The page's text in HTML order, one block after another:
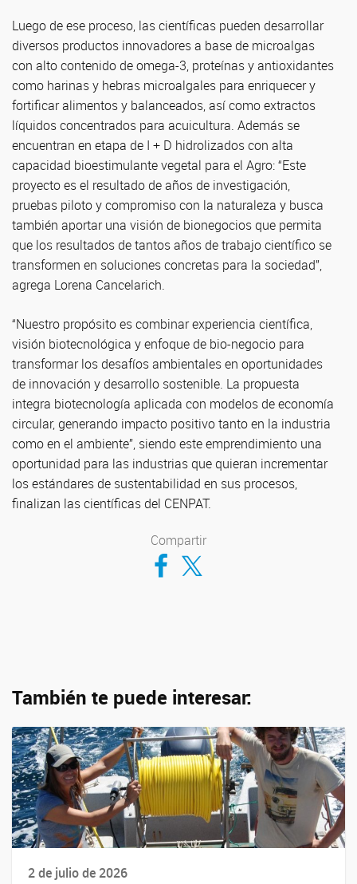
Luego de ese proceso, las científicas pueden desarrollar
diversos productos innovadores a base de microalgas
con alto contenido de omega-3, proteínas y antioxidantes
como harinas y hebras microalgales para enriquecer y
fortificar alimentos y balanceados, así como extractos
líquidos concentrados para acuicultura. Además se
encuentran en etapa de I + D hidrolizados con alta
capacidad bioestimulante vegetal para el Agro: “Este
proyecto es el resultado de años de investigación,
pruebas piloto y compromiso con la naturaleza y busca
también aportar una visión de bionegocios que permita
que los resultados de tantos años de trabajo científico se
transformen en soluciones concretas para la sociedad”,
agrega Lorena Cancelarich.
“Nuestro propósito es combinar experiencia científica,
visión biotecnológica y enfoque de bio-negocio para
transformar los desafíos ambientales en oportunidades
de innovación y desarrollo sostenible. La propuesta
integra biotecnología aplicada con modelos de economía
circular, generando impacto positivo tanto en la industria
como en el ambiente”, siendo este emprendimiento una
oportunidad para las industrias que quieran incrementar
los estándares de sustentabilidad en sus procesos,
finalizan las científicas del CENPAT.
Compartir
Compartir en Facebook
Compartir en Twitter
También te puede interesar:
2 de julio de 2026